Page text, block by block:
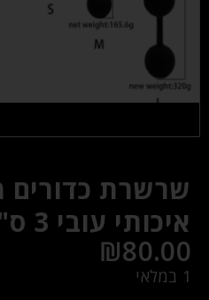
שרשרת כדורים
איכותי עובי 3 ס"מ
₪80.00
1 במלאי